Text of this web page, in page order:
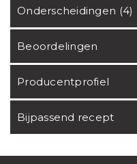
Onderscheidingen (4)
Beoordelingen
Producentprofiel
Bijpassend recept